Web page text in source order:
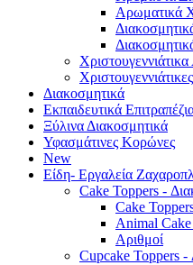
Αρωματικά
Διακοσμητικά
Εκπαιδευτικά
Ξύλινα Διακοσμητικά
Υφασμάτινες Κορώνες
New
Είδη- Εργαλεία
Cake Toppers -
Cake
Animal
Αριθμοί
Cupcake Toppers